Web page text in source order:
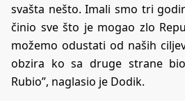
svašta nešto. Imali smo tri
činio sve što je mogao zlo
možemo odustati od naših
obzira ko sa druge strane
Rubio”, naglasio je Dodik.